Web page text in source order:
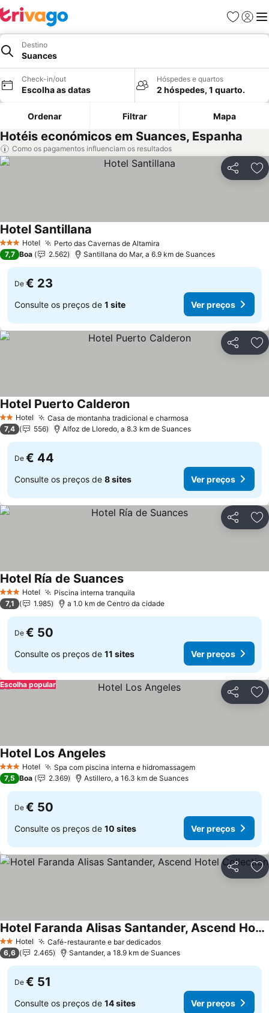
Favoritos
Iniciar
Destino
Suances
Check-in/out
Escolha as datas
Hóspedes e quartos
2 hóspedes, 1 quarto.
Ordenar Filtrar Mapa
Hotéis económicos em Suances, Espanha
Como os pagamentos influenciam os resultados
Partilhar
3 EstrelasHotel Perto das Cavernas de Altamira
Hotel Santillana
7,7 Boa 2.562 Santillana do Mar, a 6.9 km de Suances
De € 23
Consulte os preços de 1 site Ver preços
Partilhar
2 Estrelas
Hotel Casa de montanha tradicional e charmosa
Hotel Puerto CalderonVer preços
7,4 556 Alfoz de Lloredo, a 8.3 km de Suances
De € 44
Consulte os preços de 8 sites Ver preços
Partilhar
3 EstrelasHotel Piscina interna tranquila
Hotel Ría de SuancesVer preços
7,1 1.985 a 1.0 km de Centro da cidade
De € 50
Consulte os preços de 11 sites Ver preços
Partilhar
Escolha popular
3 EstrelasHotel Spa com piscina interna e hidromassagemVer preços
Hotel Los AngelesVer preços
7,5 Boa 2.369 Astillero, a 16.3 km de Suances
De € 50
Consulte os preços de 10 sites Ver preços
Partilhar
2 Estrelas
Hotel Café-restaurante e bar dedicadosVer preços
Hotel Faranda Alisas Santander, Ascend Hotel Collection
Ver preços
6,6 2.465 Santander, a 18.9 km de Suances
De € 51
Consulte os preços de 14 sites Ver preços